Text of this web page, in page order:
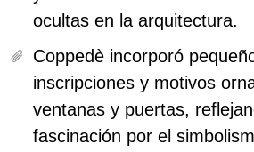
ocultas en la arquitectura.
Coppedè incorporó
inscripciones y motivos
ventanas y puertas,
fascinación por el